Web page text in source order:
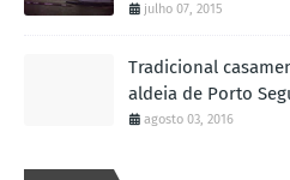
julho 07, 2015
Tradicional
aldeia de Porto
agosto 03, 2016